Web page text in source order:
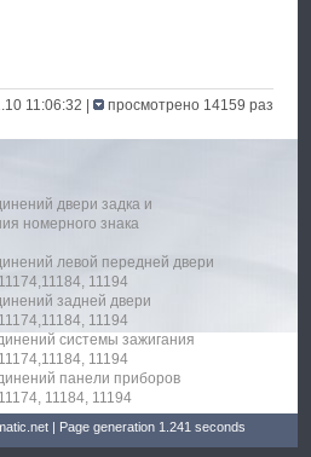
11:06:32 | просмотрено 14159 раз
двери задка и
номерного знака
левой передней двери
11194
задней двери
11194
системы зажигания
11194
панели приборов
11184, 11194
| Page generation 1.241 seconds